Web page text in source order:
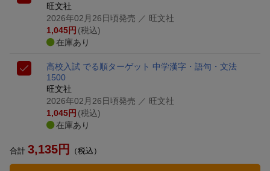
旺文社
2026年02月26日頃発売 ／ 旺文社
1,045円 (税込)
在庫あり
高校入試 でる順ターゲット 中学漢字・語句・文法
1500
旺文社
2026年02月26日頃発売 ／ 旺文社
1,045円 (税込)
在庫あり
合計 3,135円 （税込）